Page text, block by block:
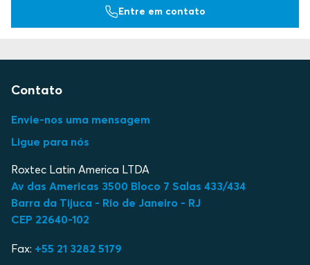
Entre em contato
Contato
Envie-nos uma mensagem
Ligue para nós
Roxtec Latin America LTDA
Av das Americas 3500 Bloco 7 Salas 433/434
Barra da Tijuca - Rio de Janeiro - RJ
CEP 22640-102
Fax: +55 21 3282 5179